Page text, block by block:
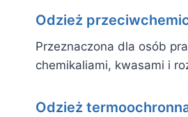
Odzież
Przeznaczona dla osób
chemikaliami, kwasami i
Odzież